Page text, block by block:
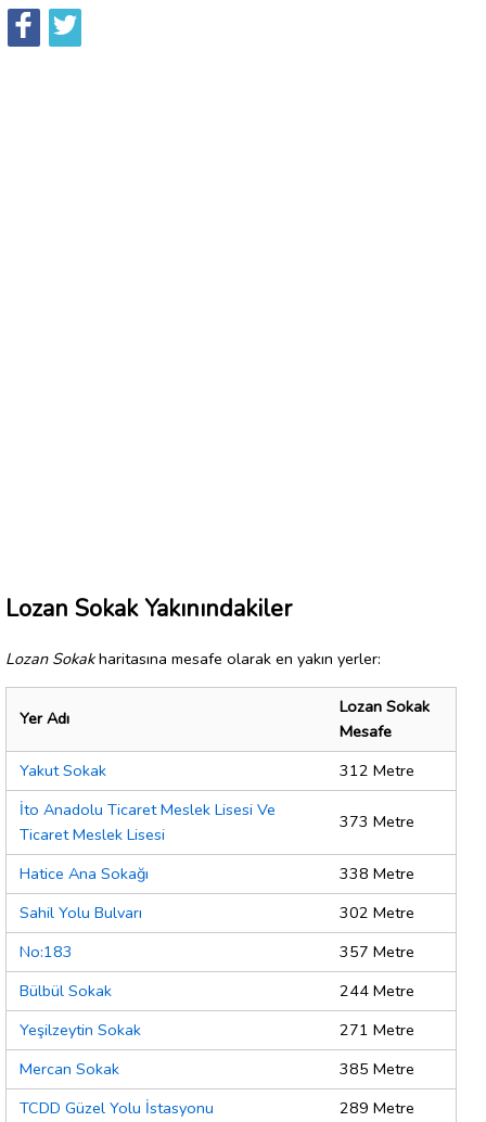
Lozan Sokak Yakınındakiler
Lozan Sokakharitasına mesafe olarak en yakın yerler:
Yer Adı
Lozan Sokak
Mesafe
Yakut Sokak
312 Metre
İto Anadolu Ticaret Meslek Lisesi Ve
Ticaret Meslek Lisesi
373 Metre
Hatice Ana Sokağı
338 Metre
Sahil Yolu Bulvarı
302 Metre
No:183
357 Metre
Bülbül Sokak
244 Metre
Yeşilzeytin Sokak
271 Metre
Mercan Sokak
385 Metre
TCDD Güzel Yolu İstasyonu
289 Metre